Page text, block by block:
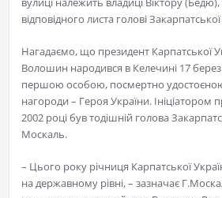
відповідного листа голові
Нагадаємо, що президент Карпатської
Волошин народився в Келечині 17
першою особою, посмертно
нагороди – Героя України. Ініціатором
2002 році був тодішній голова
Москаль.
– Цього року річниця Карпатської
на державному рівні, – зазначає